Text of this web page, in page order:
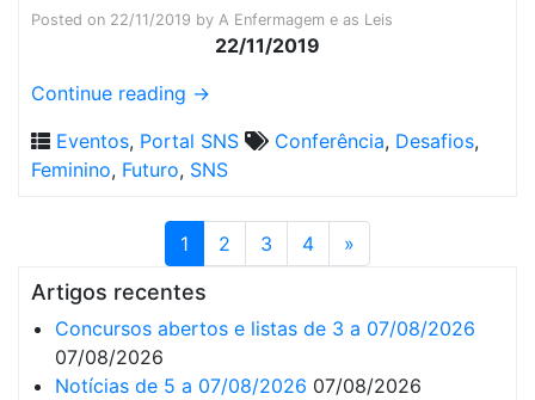
Posted on 22/11/2019 by A Enfermagem e as Leis
22/11/2019
Continue reading →
Eventos, Portal SNS Conferência, Desafios,
Feminino, Futuro, SNS
1 2 3 4 »
Artigos recentes
Concursos abertos e listas de 3 a 07/08/2026
07/08/2026
Notícias de 5 a 07/08/2026 07/08/2026